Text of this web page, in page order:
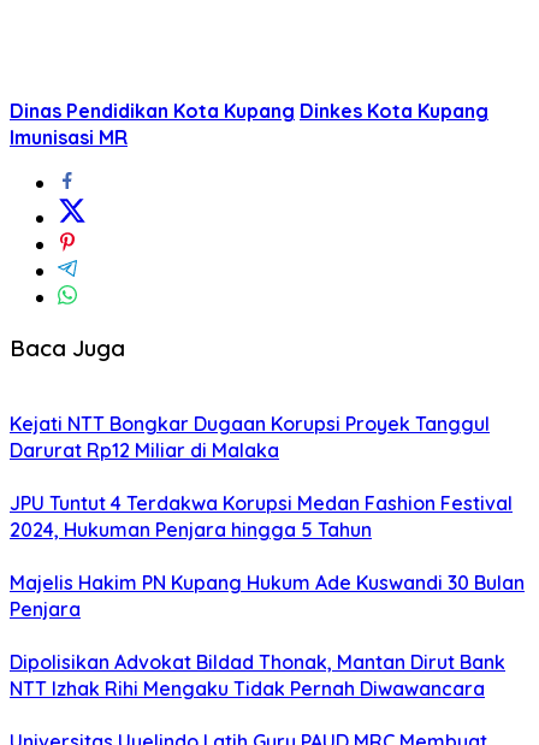
Dinas Pendidikan Kota Kupang Dinkes Kota Kupang
Imunisasi MR
Baca Juga
Kejati NTT Bongkar Dugaan Korupsi Proyek Tanggul
Darurat Rp12 Miliar di Malaka
JPU Tuntut 4 Terdakwa Korupsi Medan Fashion Festival
2024, Hukuman Penjara hingga 5 Tahun
Majelis Hakim PN Kupang Hukum Ade Kuswandi 30 Bulan
Penjara
Dipolisikan Advokat Bildad Thonak, Mantan Dirut Bank
NTT Izhak Rihi Mengaku Tidak Pernah Diwawancara